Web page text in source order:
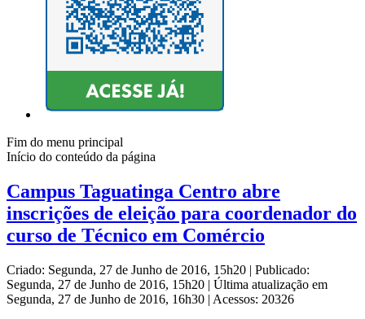
Fim do menu principal
Início do conteúdo da página
Campus Taguatinga Centro abre
inscrições de eleição para coordenador do
curso de Técnico em Comércio
Criado: Segunda, 27 de Junho de 2016, 15h20 | Publicado:
Segunda, 27 de Junho de 2016, 15h20 | Última atualização em
Segunda, 27 de Junho de 2016, 16h30 | Acessos: 20326